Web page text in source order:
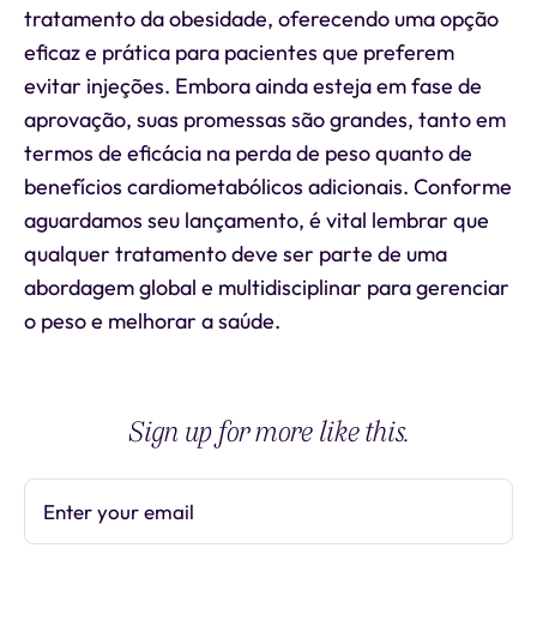
tratamento da obesidade, oferecendo uma opção
eficaz e prática para pacientes que preferem
evitar injeções. Embora ainda esteja em fase de
aprovação, suas promessas são grandes, tanto em
termos de eficácia na perda de peso quanto de
benefícios cardiometabólicos adicionais. Conforme
aguardamos seu lançamento, é vital lembrar que
qualquer tratamento deve ser parte de uma
abordagem global e multidisciplinar para gerenciar
o peso e melhorar a saúde.
Sign up for more like this.
Enter your email